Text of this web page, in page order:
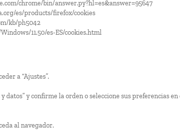
chrome/bin/answer.py?hl=es&answer=95647
es/products/firefox/cookies
kb/ph5042
11.50/es-ES/cookies.html
a “Ajustes”.
datos” y confirme la orden o seleccione sus preferencias
al navegador.